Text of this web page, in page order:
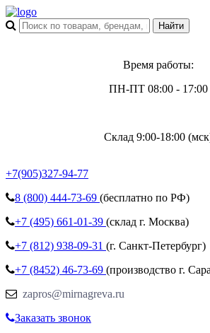
Время работы:
ПН-ПТ 08:00 - 17:00
Склад 9:00-18:00
+7(905)327-94-77
8 (800) 444-73-69 (бесплатно по РФ)
+7 (495) 661-01-39 (склад г. Москва)
+7 (812) 938-09-31 (г. Санкт-Петербург)
+7 (8452) 46-73-69 (производство г.
zapros@mirnagreva.ru
Заказать звонок